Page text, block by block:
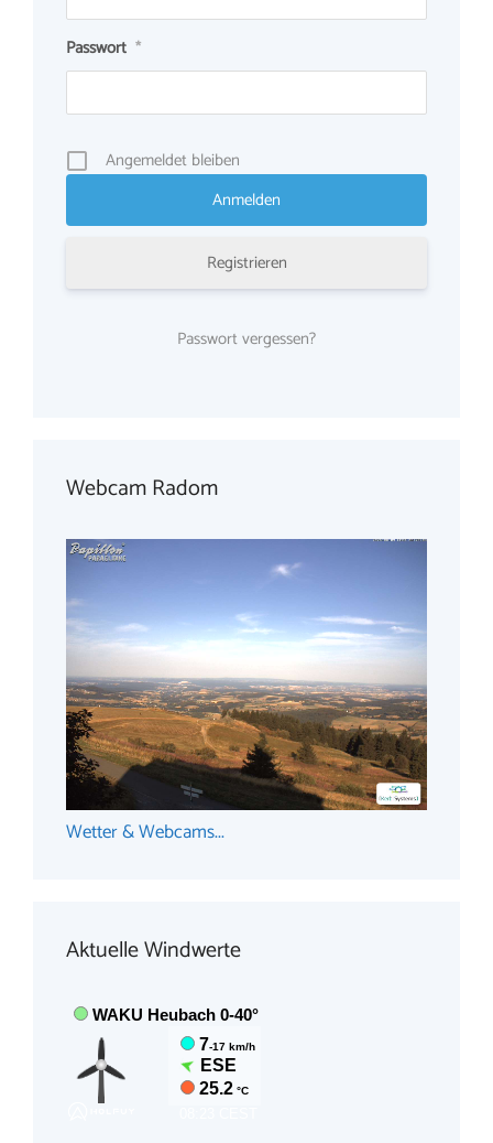
Passwort *
Angemeldet bleiben
Registrieren
Passwort vergessen?
Webcam Radom
Wetter & Webcams...
Aktuelle Windwerte